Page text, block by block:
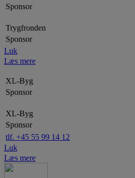
Sponsor
Trygfronden
Sponsor
Luk
Læs mere
XL-Byg
Sponsor
XL-Byg
Sponsor
tlf. +45 55 99 14 12
Luk
Læs mere